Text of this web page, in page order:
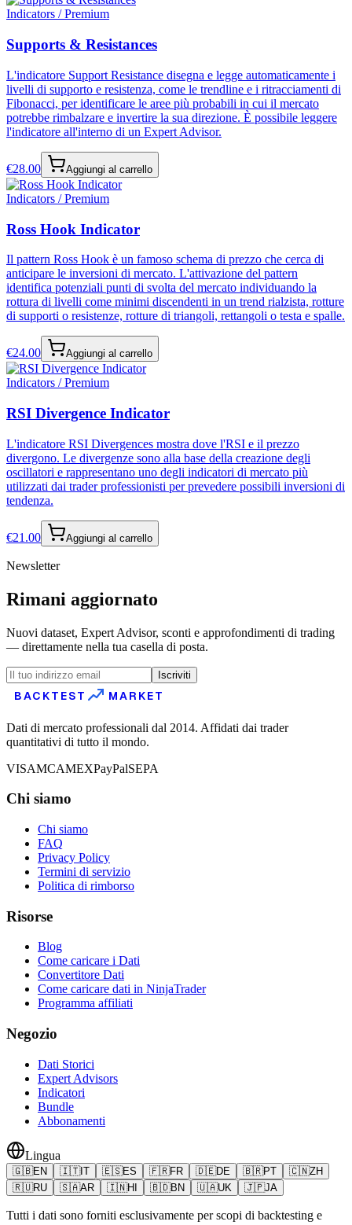
Indicators / Premium
Supports & Resistances
L'indicatore Support Resistance disegna e legge automaticamente i
livelli di supporto e resistenza, come le trendline e i ritracciamenti di
Fibonacci, per identificare le aree più probabili in cui il mercato
potrebbe rimbalzare e invertire la sua direzione. È possibile leggere
l'indicatore all'interno di un Expert Advisor.
€28.00 Aggiungi al carrello
Indicators / Premium
Ross Hook Indicator
Il pattern Ross Hook è un famoso schema di prezzo che cerca di
anticipare le inversioni di mercato. L'attivazione del pattern
identifica potenziali punti di svolta del mercato individuando la
rottura di livelli come minimi discendenti in un trend rialzista, rotture
di supporti o resistenze, rotture di triangoli, rettangoli o testa e spalle.
€24.00 Aggiungi al carrello
Indicators / Premium
RSI Divergence Indicator
L'indicatore RSI Divergences mostra dove l'RSI e il prezzo
divergono. Le divergenze sono alla base della creazione degli
oscillatori e rappresentano uno degli indicatori di mercato più
utilizzati dai trader professionisti per prevedere possibili inversioni di
tendenza.
€21.00 Aggiungi al carrello
Newsletter
Rimani aggiornato
Nuovi dataset, Expert Advisor, sconti e approfondimenti di trading
— direttamente nella tua casella di posta.
Iscriviti
BACKTEST MARKET
Dati di mercato professionali dal 2014. Affidati dai trader
quantitativi di tutto il mondo.
VISAMCAMEXPayPalSEPA
Chi siamo
Chi siamo
FAQ
Privacy Policy
Termini di servizio
Politica di rimborso
Risorse
Blog
Come caricare i Dati
Convertitore Dati
Come caricare dati in NinjaTrader
Programma affiliati
Negozio
Dati Storici
Expert Advisors
Indicatori
Bundle
Abbonamenti
Lingua
🇬🇧EN 🇮🇹IT 🇪🇸ES 🇫🇷FR 🇩🇪DE 🇧🇷PT 🇨🇳ZH
🇷🇺RU 🇸🇦AR 🇮🇳HI 🇧🇩BN 🇺🇦UK 🇯🇵JA
Tutti i dati sono forniti esclusivamente per scopi di backtesting e